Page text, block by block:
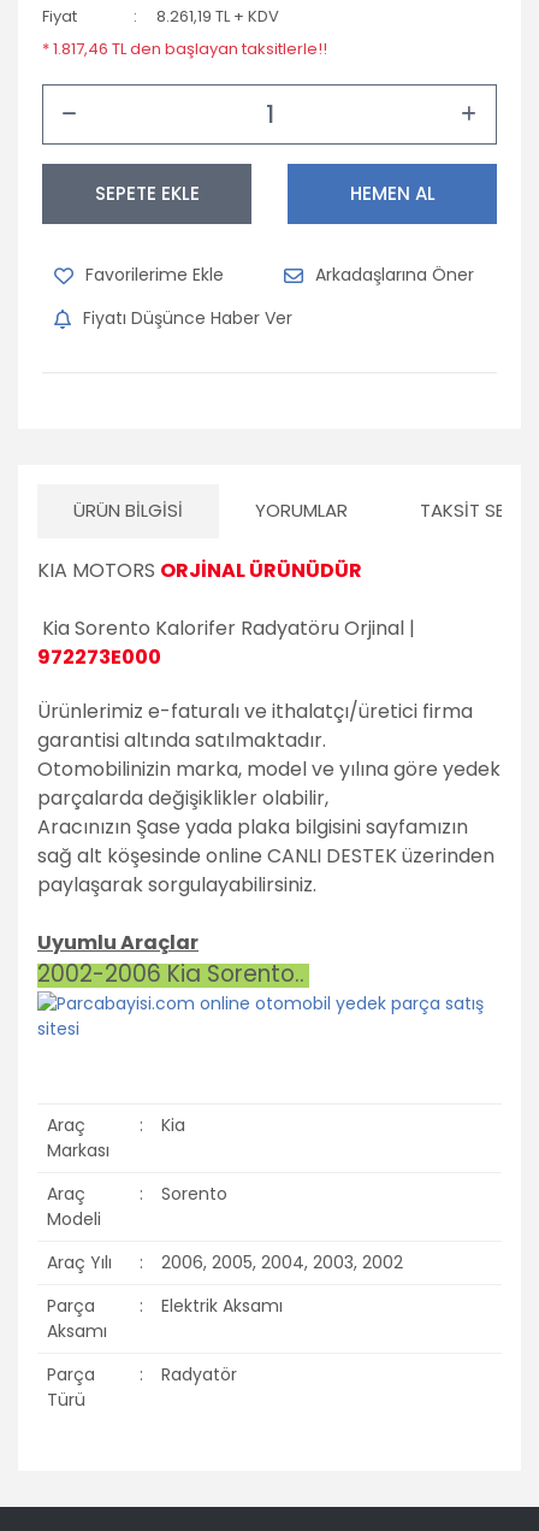
Fiyat
8.261,19 TL + KDV
* 1.817,46 TL den başlayan taksitlerle!!
SEPETE EKLE HEMEN AL
Arkadaşlarına Öner
Fiyatı Düşünce Haber Ver
ÜRÜN BILGISI YORUMLAR TAKSIT
KIA MOTORS ORJİNAL ÜRÜNÜDÜR
Kia Sorento Kalorifer Radyatöru Orjinal |
972273E000
Ürünlerimiz e-faturalı ve ithalatçı/üretici firma
garantisi altında satılmaktadır.
Otomobilinizin marka, model ve yılına göre yedek
parçalarda değişiklikler olabilir,
Aracınızın Şase yada plaka bilgisini sayfamızın
sağ alt köşesinde online CANLI DESTEK üzerinden
paylaşarak sorgulayabilirsiniz.
Uyumlu Araçlar
2002-2006 Kia Sorento..
Araç
Markası
: Kia
Araç
Modeli
: Sorento
Araç Yılı :
2006, 2005, 2004, 2003, 2002
Parça
Aksamı
: Elektrik Aksamı
Parça
Türü
: Radyatör
konularda yetersiz gördüğünüz noktaları öneri formunu